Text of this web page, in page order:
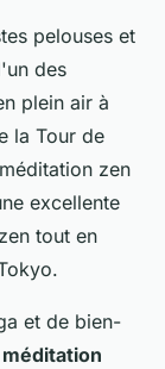
pelouses et
des
plein air à
la Tour de
zen
excellente
tout en
et de bien-